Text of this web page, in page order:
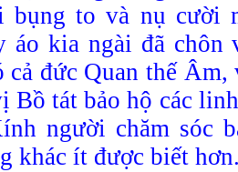
to và nụ cười
áo kia ngài đã chôn
cả đức Quan thế
Bồ tát bảo hộ các
người chăm sóc
khác ít được biết